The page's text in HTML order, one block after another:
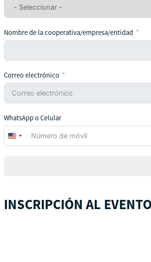
Nombre de la cooperativa/empresa/entidad
Correo electrónico
WhatsApp o Celular
United
States
INSCRIPCIÓN AL EVENTO